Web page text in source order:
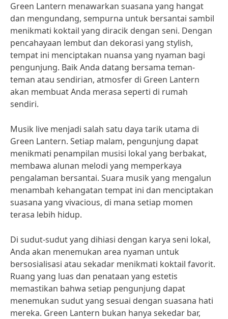
Green Lantern menawarkan suasana yang hangat
dan mengundang, sempurna untuk bersantai sambil
menikmati koktail yang diracik dengan seni. Dengan
pencahayaan lembut dan dekorasi yang stylish,
tempat ini menciptakan nuansa yang nyaman bagi
pengunjung. Baik Anda datang bersama teman-
teman atau sendirian, atmosfer di Green Lantern
akan membuat Anda merasa seperti di rumah
sendiri.
Musik live menjadi salah satu daya tarik utama di
Green Lantern. Setiap malam, pengunjung dapat
menikmati penampilan musisi lokal yang berbakat,
membawa alunan melodi yang memperkaya
pengalaman bersantai. Suara musik yang mengalun
menambah kehangatan tempat ini dan menciptakan
suasana yang vivacious, di mana setiap momen
terasa lebih hidup.
Di sudut-sudut yang dihiasi dengan karya seni lokal,
Anda akan menemukan area nyaman untuk
bersosialisasi atau sekadar menikmati koktail favorit.
Ruang yang luas dan penataan yang estetis
memastikan bahwa setiap pengunjung dapat
menemukan sudut yang sesuai dengan suasana hati
mereka. Green Lantern bukan hanya sekedar bar,